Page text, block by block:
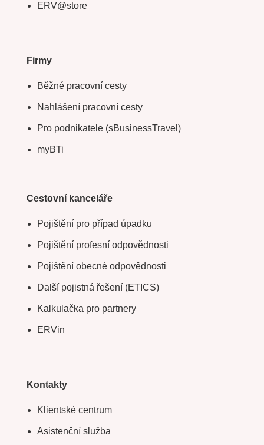
ERV@store
Firmy
Běžné pracovní cesty
Nahlášení pracovní cesty
Pro podnikatele (sBusinessTravel)
myBTi
Cestovní kanceláře
Pojištění pro případ úpadku
Pojištění profesní odpovědnosti
Pojištění obecné odpovědnosti
Další pojistná řešení (ETICS)
Kalkulačka pro partnery
ERVin
Kontakty
Klientské centrum
Asistenční služba